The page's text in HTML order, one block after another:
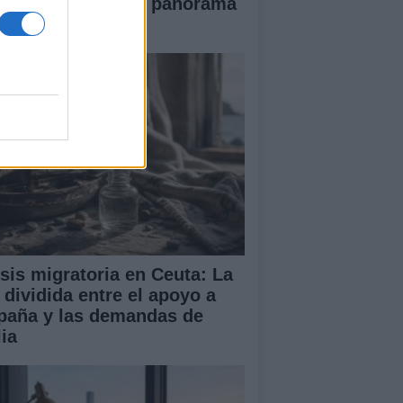
español
migratoria en Ceuta: La
dividida entre el apoyo a
y las demandas de